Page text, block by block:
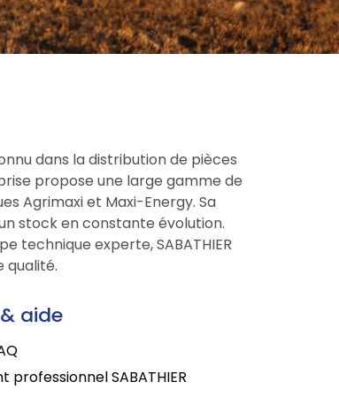
dans la distribution de pièces
propose une large gamme de
Agrimaxi et Maxi-Energy. Sa
stock en constante évolution.
technique experte, SABATHIER
qualité.
aide
professionnel SABATHIER